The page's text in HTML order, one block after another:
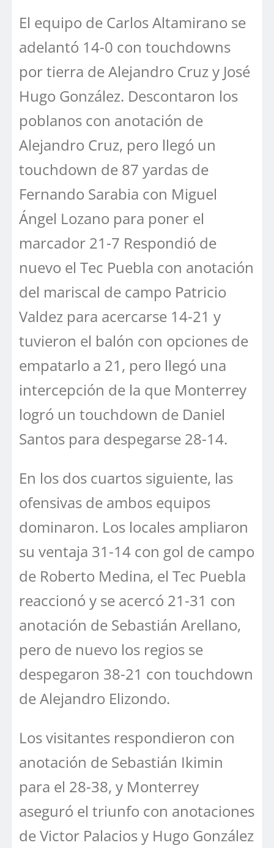
El equipo de Carlos Altamirano se
adelantó 14-0 con touchdowns
por tierra de Alejandro Cruz y José
Hugo González. Descontaron los
poblanos con anotación de
Alejandro Cruz, pero llegó un
touchdown de 87 yardas de
Fernando Sarabia con Miguel
Ángel Lozano para poner el
marcador 21-7 Respondió de
nuevo el Tec Puebla con anotación
del mariscal de campo Patricio
Valdez para acercarse 14-21 y
tuvieron el balón con opciones de
empatarlo a 21, pero llegó una
intercepción de la que Monterrey
logró un touchdown de Daniel
Santos para despegarse 28-14.
En los dos cuartos siguiente, las
ofensivas de ambos equipos
dominaron. Los locales ampliaron
su ventaja 31-14 con gol de campo
de Roberto Medina, el Tec Puebla
reaccionó y se acercó 21-31 con
anotación de Sebastián Arellano,
pero de nuevo los regios se
despegaron 38-21 con touchdown
de Alejandro Elizondo.
Los visitantes respondieron con
anotación de Sebastián Ikimin
para el 28-38, y Monterrey
aseguró el triunfo con anotaciones
de Victor Palacios y Hugo González